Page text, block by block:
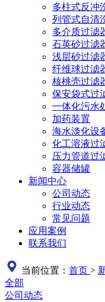
多柱式反冲
列管式自清
多介质过滤
石英砂过滤
浅层砂过滤
纤维球过滤
核桃壳过滤
保安袋式过
一体化污水
加药装置
海水淡化设
化工溶液过
压力管道过
容器储罐
新闻中心
公司动态
行业动态
常见问题
应用案例
联系我们
当前位置： 首页 >
全部
公司动态